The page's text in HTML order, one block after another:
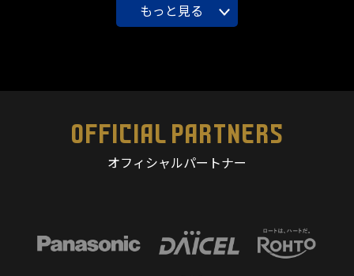
もっと見る
OFFICIAL PARTNERS
オフィシャルパートナー